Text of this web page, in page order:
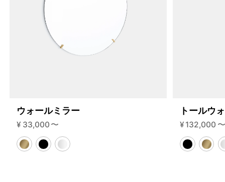
4459909546216 オーク/ステンレススチール NEW
ウォールミラー
¥ 33,000 〜
トールウ
¥ 132,000 〜